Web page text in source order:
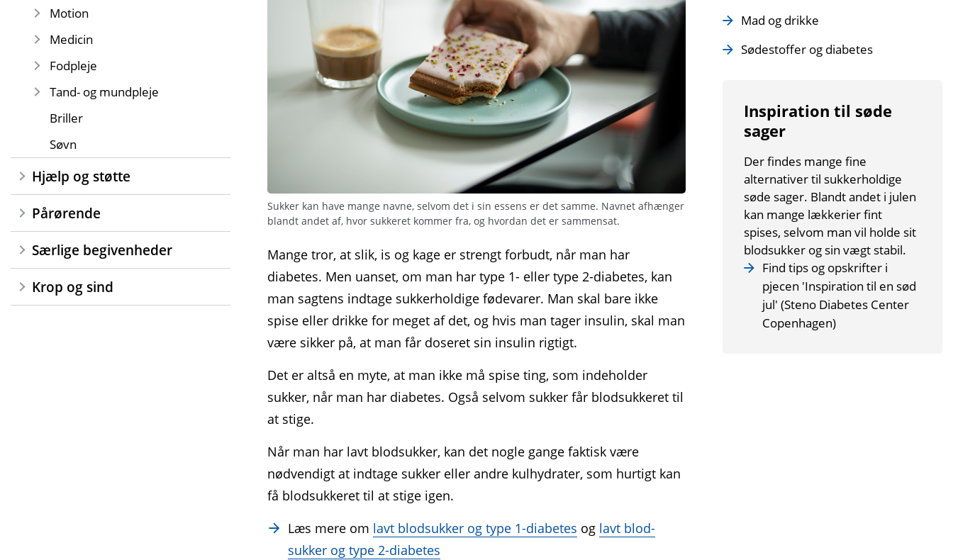
Motion
Medicin
Fodpleje
Tand- og mundpleje
Briller
Søvn
Hjælp og støtte
Pårørende
Særlige begivenheder
Krop og sind
Sukker kan have mange navne, selvom det i sin essens er det samme. Navnet afhænger
blandt andet af, hvor sukkeret kommer fra, og hvordan det er sammensat.
Mange tror, at slik, is og kage er strengt forbudt, når man har
diabetes. Men uanset, om man har type 1- eller type 2-diabetes, kan
man sagtens indtage sukker­holdige føde­varer. Man skal bare ikke
spise eller drikke for meget af det, og hvis man tager insulin, skal man
være sikker på, at man får doseret sin insulin rigtigt.
Det er altså en myte, at man ikke må spise ting, som indeholder
sukker, når man har diabetes. Også selvom sukker får blod­sukkeret til
at stige.
Når man har lavt blod­sukker, kan det nogle gange faktisk være
nødvendigt at indtage sukker eller andre kulhydrater, som hurtigt kan
få blod­sukkeret til at stige igen.
Læs mere om lavt blod­sukker og type 1-diabetes og lavt blod­
sukker og type 2-diabetes
Mad og drikke
Sødestoffer og diabetes
Inspiration til søde
sager
Der findes mange fine
alternativer til sukkerholdige
søde sager. Blandt andet i julen
kan mange lækkerier fint
spises, selvom man vil holde sit
blodsukker og sin vægt stabil.
Find tips og opskrifter i
pjecen 'Inspiration til en sød
jul' (Steno Diabetes Center
Copenhagen)